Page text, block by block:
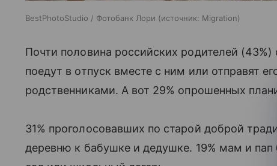
BestPhotoStudio / Фотобанк Лори источник: Migration
Почти половина российских родителей
поедут в отпуск вместе с ним или отправят
родственниками. А вот 29% опрошенных
31% проголосовавших по старой доброй
деревню к бабушке и дедушке. 19% мам и пап